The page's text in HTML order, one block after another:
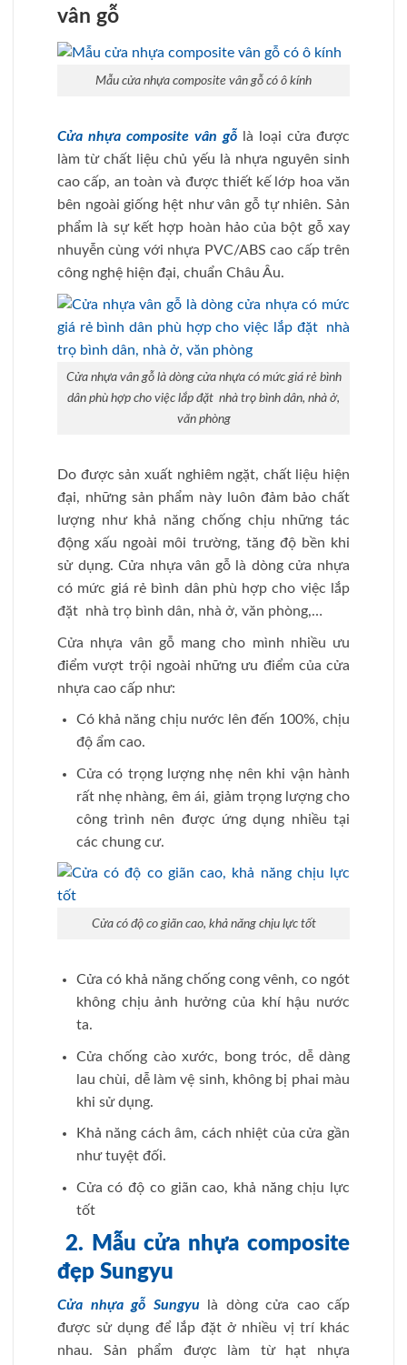
vân gỗ
Mẫu cửa nhựa composite vân gỗ có ô kính
Cửa nhựa composite vân gỗ là loại cửa được
làm từ chất liệu chủ yếu là nhựa nguyên sinh
cao cấp, an toàn và được thiết kế lớp hoa văn
bên ngoài giống hệt như vân gỗ tự nhiên. Sản
phẩm là sự kết hợp hoàn hảo của bột gỗ xay
nhuyễn cùng với nhựa PVC/ABS cao cấp trên
công nghệ hiện đại, chuẩn Châu Âu.
Cửa nhựa vân gỗ là dòng cửa nhựa có mức giá rẻ bình
dân phù hợp cho việc lắp đặt nhà trọ bình dân, nhà ở,
văn phòng
Do được sản xuất nghiêm ngặt, chất liệu hiện
đại, những sản phẩm này luôn đảm bảo chất
lượng như khả năng chống chịu những tác
động xấu ngoài môi trường, tăng độ bền khi
sử dụng. Cửa nhựa vân gỗ là dòng cửa nhựa
có mức giá rẻ bình dân phù hợp cho việc lắp
đặt nhà trọ bình dân, nhà ở, văn phòng,…
Cửa nhựa vân gỗ mang cho mình nhiều ưu
điểm vượt trội ngoài những ưu điểm của cửa
nhựa cao cấp như:
Có khả năng chịu nước lên đến 100%, chịu
độ ẩm cao.
Cửa có trọng lượng nhẹ nên khi vận hành
rất nhẹ nhàng, êm ái, giảm trọng lượng cho
công trình nên được ứng dụng nhiều tại
các chung cư.
Cửa có độ co giãn cao, khả năng chịu lực tốt
Cửa có khả năng chống cong vênh, co ngót
không chịu ảnh hưởng của khí hậu nước
ta.
Cửa chống cào xước, bong tróc, dễ dàng
lau chùi, dễ làm vệ sinh, không bị phai màu
khi sử dụng.
Khả năng cách âm, cách nhiệt của cửa gần
như tuyệt đối.
Cửa có độ co giãn cao, khả năng chịu lực
tốt
2.
Mẫu cửa nhựa composite
đẹp Sungyu
Cửa nhựa gỗ Sungyu là dòng cửa cao cấp
được sử dụng để lắp đặt ở nhiều vị trí khác
nhau. Sản phẩm được làm từ hạt nhựa